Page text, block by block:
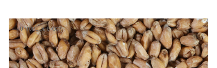
RUPTURE DE STOCK